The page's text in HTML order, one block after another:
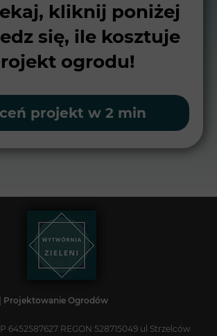
kliknij poniżej
się, ile kosztuje
ogrodu!
projekt w 2 min
Projektowanie Ogrodów
6452587627 REGON 528715049 ul Strzelców